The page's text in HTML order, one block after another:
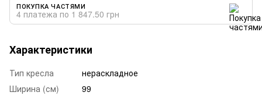
ПОКУПКА ЧАСТЯМИ
4 платежа по 1 847.50 грн
Характеристики
Тип кресла
нераскладное
Ширина (см)
99